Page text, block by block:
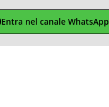
Entra nel canale WhatsApp